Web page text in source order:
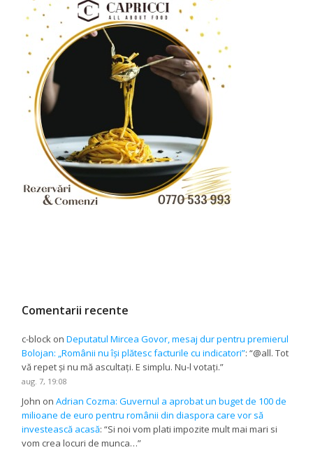
Comentarii recente
c-block onDeputatul Mircea Govor, mesaj dur pentru premierul
Bolojan: „Românii nu își plătesc facturile cu indicatori”: “@all. Tot
vă repet și nu mă ascultați. E simplu. Nu-l votați.”
aug. 7, 19:08
John onAdrian Cozma: Guvernul a aprobat un buget de 100 de
milioane de euro pentru românii din diaspora care vor să
investească acasă: “Si noi vom plati impozite mult mai mari si
vom crea locuri de munca…”